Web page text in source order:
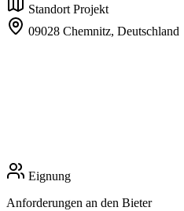
Standort Projekt
09028 Chemnitz, Deutschland
Eignung
Anforderungen an den Bieter